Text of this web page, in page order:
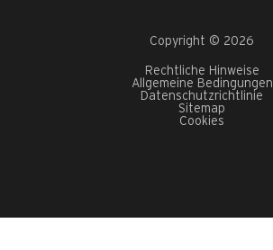
Copyright © 2026
Rechtliche Hinweise
Allgemeine Bedingungen
Datenschutzrichtlinie
Sitemap
Cookies